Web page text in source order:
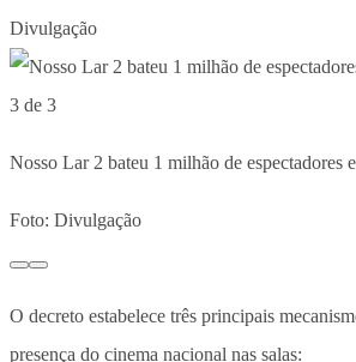
Divulgação
3 de 3
Nosso Lar 2 bateu 1 milhão de espectadores
Foto: Divulgação
O decreto estabelece três principais
presença do cinema nacional nas salas: